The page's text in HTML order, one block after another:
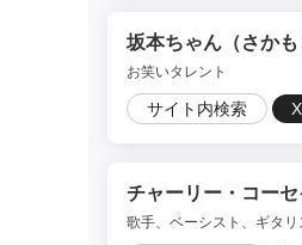
坂本ちゃん（さかも
お笑いタレント
サイト内検索 X
チャーリー・コー
歌手、ベーシスト、ギタリ